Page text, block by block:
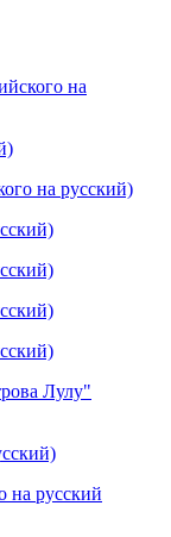
на
на русский)
Лулу"
на русский